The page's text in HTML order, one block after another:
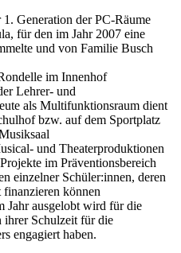
Generation der PC-Räume
für den im Jahr 2007 eine
und von Familie Busch
im Innenhof
Lehrer- und
als Multifunktionsraum dient
bzw. auf dem Sportplatz
und Theaterproduktionen
im Präventionsbereich
einzelner Schüler:innen, deren
können
Jahr ausgelobt wird für die
Schulzeit für die
engagiert haben.